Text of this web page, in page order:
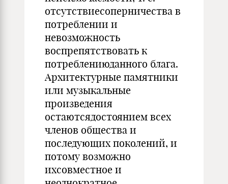
отсутствиесоперничества в
по­треблении и
невозможность
воспрепятствовать к
потреб­лениюданного блага.
Архитектурные памятники
или музыкальные
произведения
остаютсядостоянием всех
членов общества и
последующих поколений, и
потому возможно
ихсовместное и